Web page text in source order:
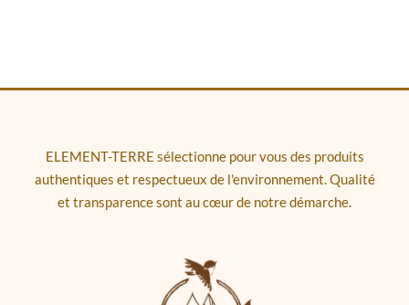
ELEMENT-TERRE sélectionne pour vous des produits
authentiques et respectueux de l'environnement. Qualité
et transparence sont au cœur de notre démarche.